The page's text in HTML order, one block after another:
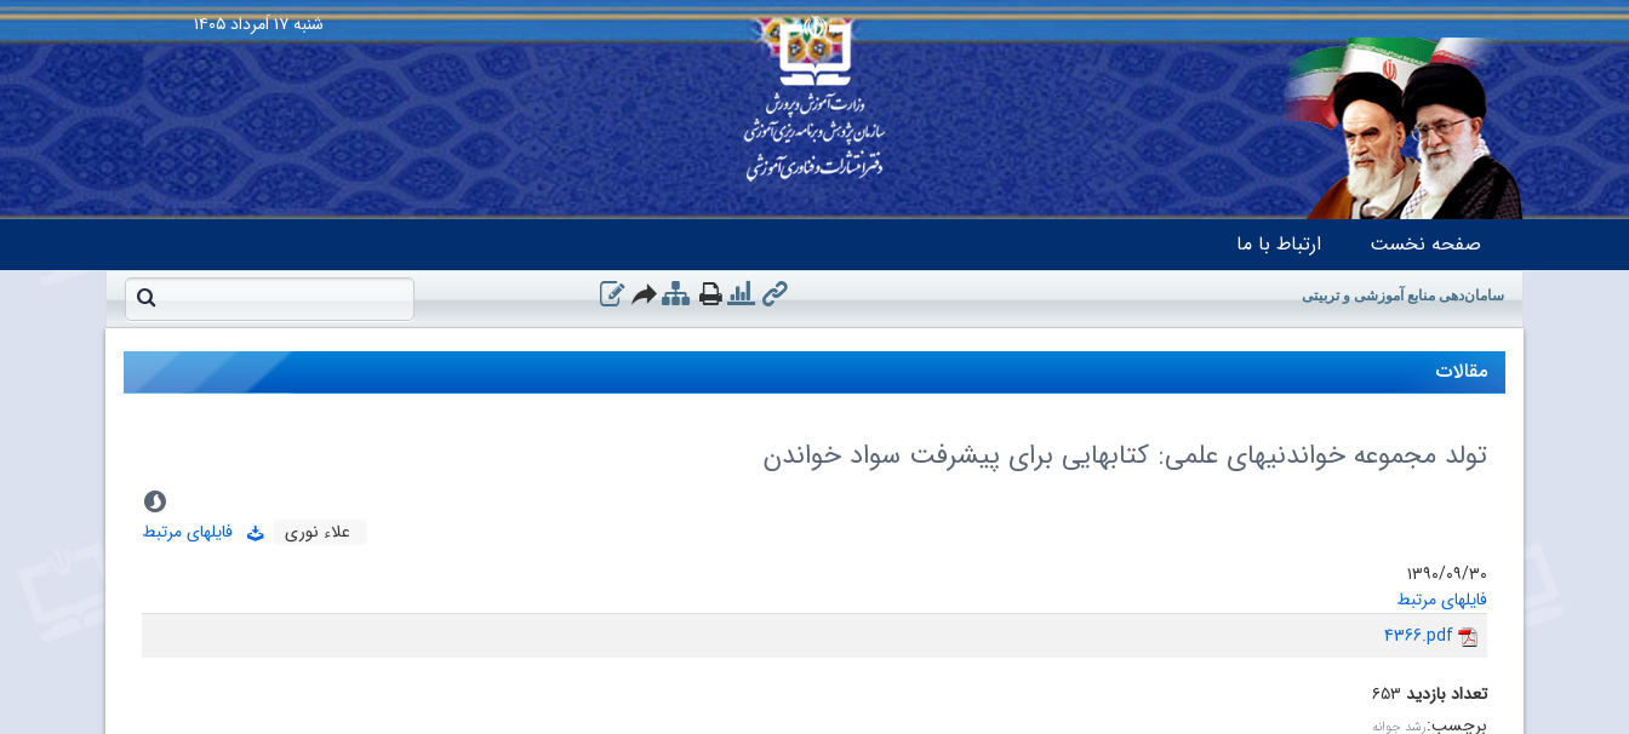
شنبه۱۷ اَمرداد ۱۴۰۵
صفحه نخست ارتباط با ما
سامان‌دهی منابع آموزشی و تربیتی
مقالات
تولد مجموعه خواندنی‏های علمى: کتاب‏هایی براى پیشرفت سواد خواندن
علاء نورى
فایلهای مرتبط
۱۳۹۰/۰۹/۳۰
فایلهای مرتبط
4366.pdf
تعداد بازدید ۶۵۳
برچسب:رشد جوانه